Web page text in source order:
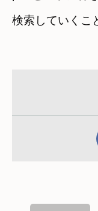
検索していくこ